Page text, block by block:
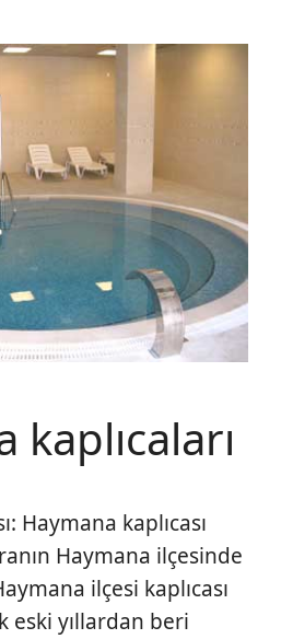
kaplıcaları
Haymana kaplıcası
Haymana ilçesinde
ilçesi kaplıcası
eski yıllardan beri